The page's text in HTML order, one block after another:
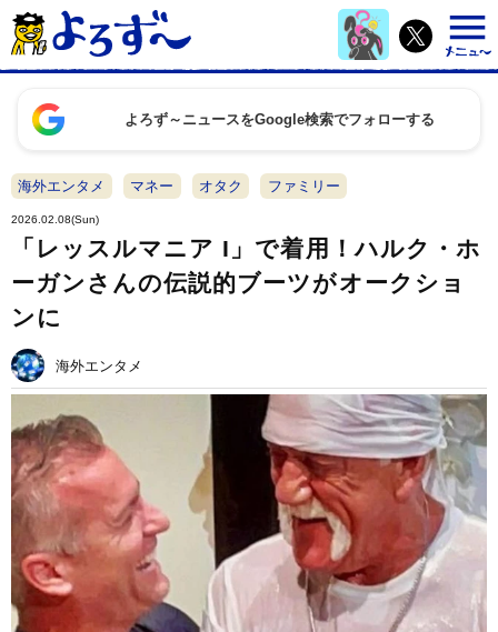
よろず～ニュースをGoogle検索でフォローする
海外エンタメ マネー オタク ファミリー
2026.02.08(Sun)
「レッスルマニア I」で着用！ハルク・ホ
ーガンさんの伝説的ブーツがオークショ
ンに
海外エンタメ